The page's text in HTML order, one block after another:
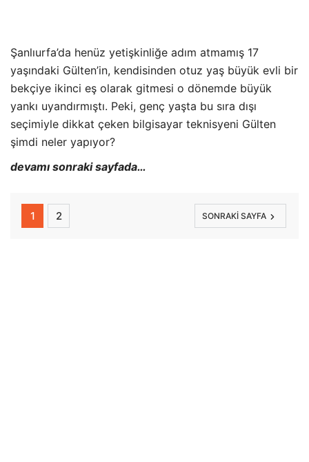
Şanlıurfa’da henüz yetişkinliğe adım atmamış 17
yaşındaki Gülten’in, kendisinden otuz yaş büyük evli bir
bekçiye ikinci eş olarak gitmesi o dönemde büyük
yankı uyandırmıştı. Peki, genç yaşta bu sıra dışı
seçimiyle dikkat çeken bilgisayar teknisyeni Gülten
şimdi neler yapıyor?
devamı sonraki sayfada…
1 2 SONRAKI SAYFA